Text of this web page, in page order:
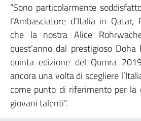
“Sono particolarmente
l’Ambasciatore d’Italia in
che la nostra Alice
quest’anno dal prestigioso
quinta edizione del Qumra
ancora una volta di scegliere
come punto di riferimento per la
giovani talenti”.